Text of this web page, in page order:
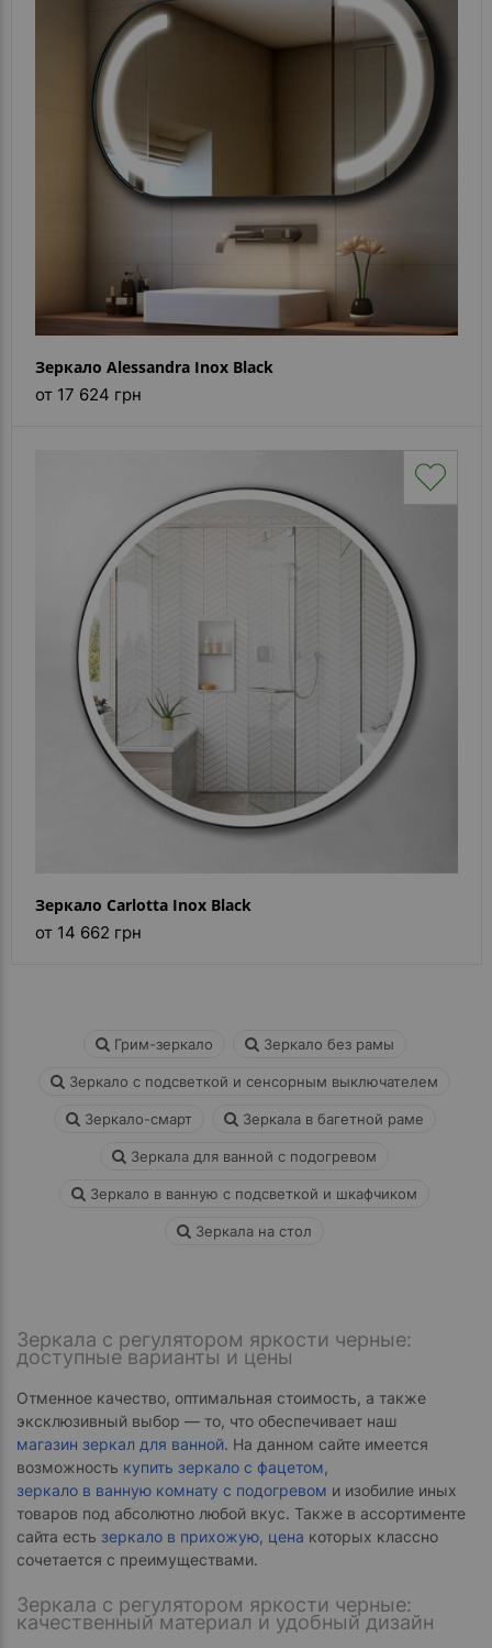
Зеркало Alessandra Inox Black
от 17 624 грн
Зеркало Carlotta Inox Black
от 14 662 грн
Грим-зеркало Зеркало без рамы
Зеркало с подсветкой и сенсорным выключателем
Зеркало-смарт Зеркала в багетной раме
Зеркала для ванной с подогревом
Зеркало в ванную с подсветкой и шкафчиком
Зеркала на стол
Зеркала с регулятором яркости черные:
доступные варианты и цены
Отменное качество, оптимальная стоимость, а также
эксклюзивный выбор — то, что обеспечивает наш
магазин зеркал для ванной. На данном сайте имеется
возможность купить зеркало с фацетом,
зеркало в ванную комнату с подогревом и изобилие иных
товаров под абсолютно любой вкус. Также в ассортименте
сайта есть зеркало в прихожую, цена которых классно
сочетается с преимуществами.
Зеркала с регулятором яркости черные:
качественный материал и удобный дизайн